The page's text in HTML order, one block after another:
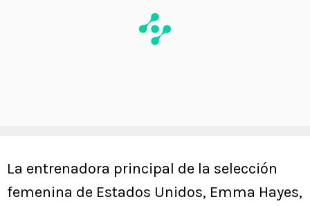
La entrenadora principal de la selección
femenina de Estados Unidos, Emma Hayes,